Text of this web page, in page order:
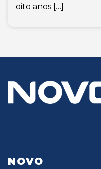
oito anos […]
NOVO